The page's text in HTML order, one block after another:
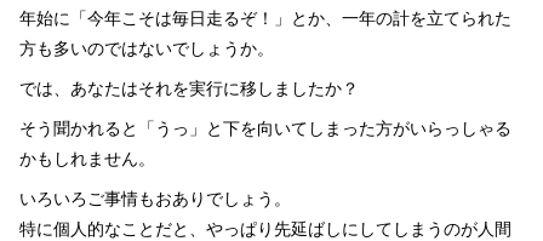
年始に「今年こそは毎日走るぞ！」とか、一年の計を立てられた
方も多いのではないでしょうか。
では、あなたはそれを実行に移しましたか？
そう聞かれると「うっ」と下を向いてしまった方がいらっしゃる
かもしれません。
いろいろご事情もおありでしょう。
特に個人的なことだと、やっぱり先延ばしにしてしまうのが人間